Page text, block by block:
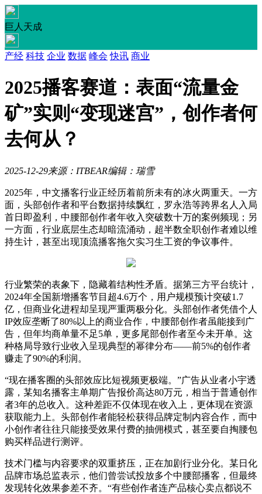
巨人天成
产经 科技 企业 数据 峰会 快讯 商业
2025播客赛道：表面“流量金
矿”实则“变现迷宫”，创作者何
去何从？
2025-12-29来源：ITBEAR编辑：瑞雪
2025年，中文播客行业正经历着前所未有的冰火两重天。一方
面，头部创作者和平台数据持续飘红，罗永浩等跨界名人入局
首日即盈利，中腰部创作者年收入突破数十万的案例频现；另
一方面，行业底层生态却暗流涌动，超半数全职创作者难以维
持生计，甚至出现顶流播客拖欠实习生工资的争议事件。
行业繁荣的表象下，隐藏着结构性矛盾。据第三方平台统计，
2024年全国新增播客节目超4.6万个，用户规模预计突破1.7
亿，但商业化进程却呈现严重两极分化。头部创作者凭借个人
IP效应垄断了80%以上的商业合作，中腰部创作者虽能接到广
告，但年均商单量不足5单，更多尾部创作者至今未开单。这
种格局导致行业收入呈现典型的幂律分布——前5%的创作者
赚走了90%的利润。
“现在播客圈的头部效应比短视频更极端。”广告从业者小宇透
露，某知名播客主单期广告报价高达80万元，相当于普通创作
者3年的总收入。这种差距不仅体现在收入上，更体现在资源
获取能力上。头部创作者能轻松获得品牌定制内容合作，而中
小创作者往往只能接受效果付费的抽佣模式，甚至要自掏腰包
购买样品进行测评。
技术门槛与内容要求的双重挤压，正在加剧行业分化。某日化
品牌市场总监表示，他们曾尝试投放多个中腰部播客，但最终
发现转化效果参差不齐。“有些创作者连产品核心卖点都说不